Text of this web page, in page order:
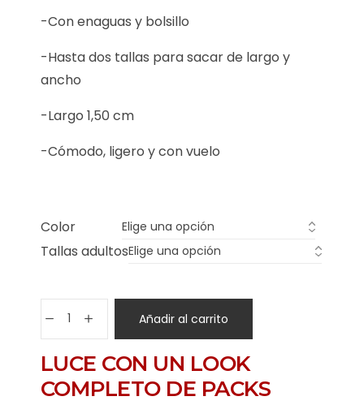
-Con enaguas y bolsillo
-Hasta dos tallas para sacar de largo y
ancho
-Largo 1,50 cm
-Cómodo, ligero y con vuelo
Color
Tallas adultos
Añadir al carrito
LUCE CON UN LOOK
COMPLETO DE PACKS